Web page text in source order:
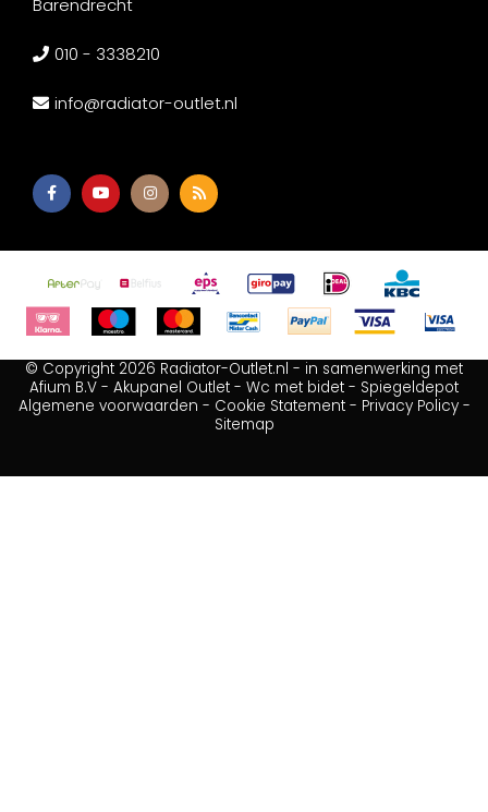
Barendrecht
010 - 3338210
info@radiator-outlet.nl
© Copyright 2026 Radiator-Outlet.nl - in samenwerking met
Afium B.V - Akupanel Outlet - Wc met bidet - Spiegeldepot
Algemene voorwaarden - Cookie Statement- Privacy Policy-
Sitemap